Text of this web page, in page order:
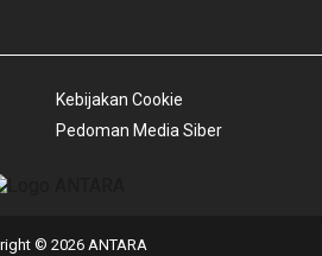
Kebijakan Cookie
Pedoman Media Siber
© 2026 ANTARA